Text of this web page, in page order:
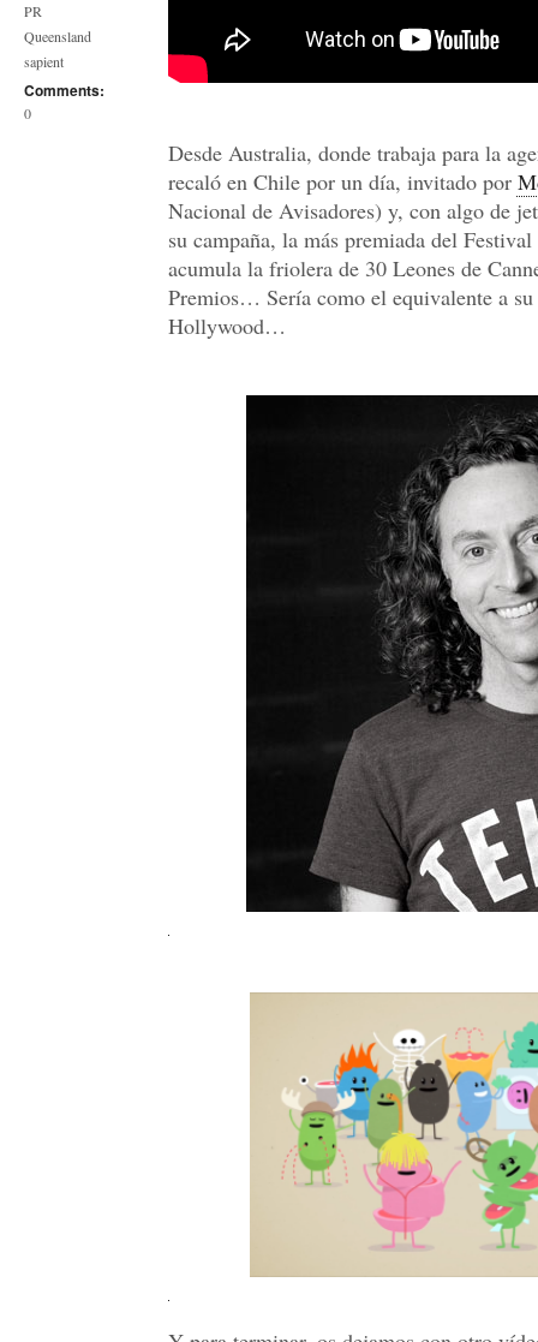
PR
Queensland
sapient
Comments:
0
Desde Australia, donde trabaja para la
recaló en Chile por un día, invitado por
Nacional de Avisadores) y, con algo de
su campaña, la más premiada del
acumula la friolera de 30 Leones de
Premios… Sería como el equivalente a
Hollywood…